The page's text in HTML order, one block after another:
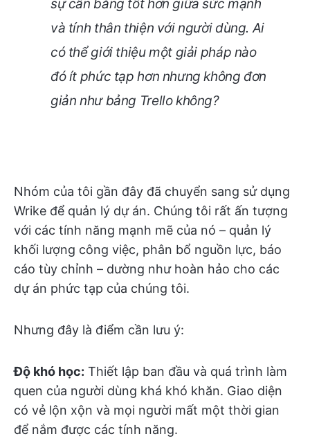
sự cân bằng tốt hơn giữa sức mạnh
và tính thân thiện với người dùng. Ai
có thể giới thiệu một giải pháp nào
đó ít phức tạp hơn nhưng không đơn
giản như bảng Trello không?
Nhóm của tôi gần đây đã chuyển sang sử dụng
Wrike để quản lý dự án. Chúng tôi rất ấn tượng
với các tính năng mạnh mẽ của nó – quản lý
khối lượng công việc, phân bổ nguồn lực, báo
cáo tùy chỉnh – dường như hoàn hảo cho các
dự án phức tạp của chúng tôi.
Nhưng đây là điểm cần lưu ý:
Độ khó học: Thiết lập ban đầu và quá trình làm
quen của người dùng khá khó khăn. Giao diện
có vẻ lộn xộn và mọi người mất một thời gian
để nắm được các tính năng.